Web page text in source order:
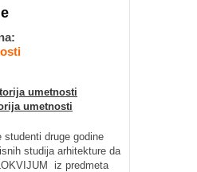
umetnosti
umetnosti
studenti druge godine
studija arhitekture da
iz predmeta